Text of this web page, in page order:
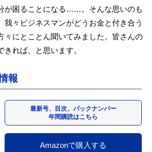
が困ることになる……。そんな思いのも
我々ビジネスマンがどうお金と付き合う
々にとことん聞いてみました。皆さんの
れば、と思います。
報
最新号、目次、バックナンバー
年間購読はこちら
Amazonで購入する